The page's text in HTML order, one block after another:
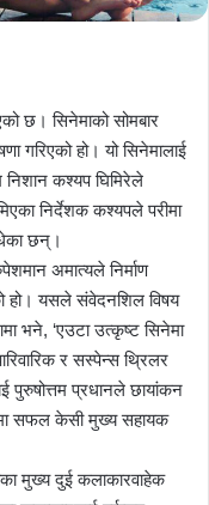
छ। सिनेमाको सोमबार
गरिएको हो। यो सिनेमालाई
निशान कश्यप घिमिरेले
निर्देशक कश्यपले परीमा
छन्।
अमात्यले निर्माण
हो। यसले संवेदनशिल विषय
भने, ‘एउटा उत्कृष्ट सिनेमा
र सस्पेन्स थ्रिलर
पुरुषोत्तम प्रधानले छायांकन
सफल केसी मुख्य सहायक
मुख्य दुई कलाकारवाहेक